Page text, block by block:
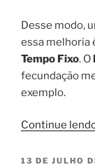
Desse modo,
essa melhoria
Tempo Fixo. O
fecundação
exemplo.
Continue
PUBLICADO
13 DE JULHO